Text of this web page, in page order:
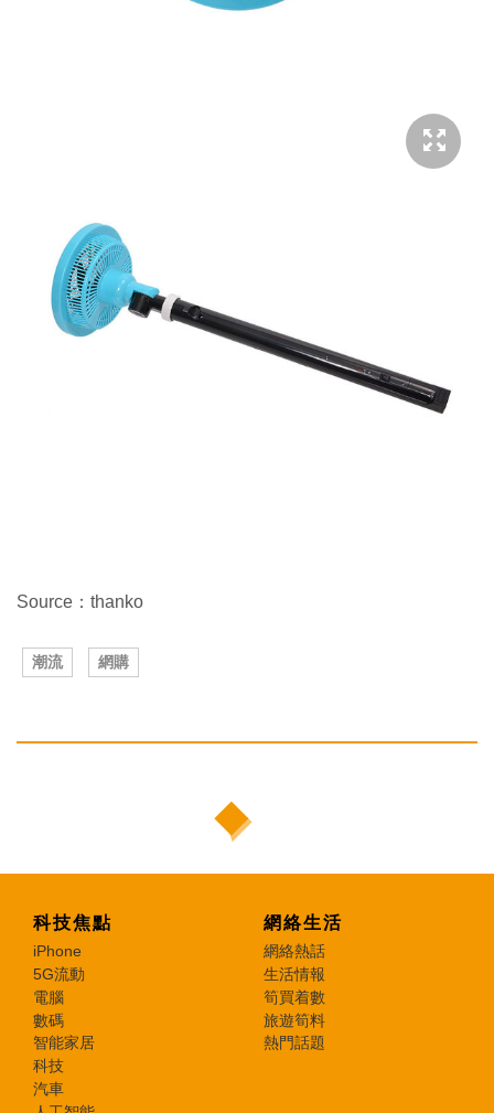
Source：thanko
潮流 網購
科技焦點
iPhone
5G流動
電腦
數碼
智能家居
科技
汽車
網絡生活
網絡熱話
生活情報
筍買着數
旅遊筍料
熱門話題